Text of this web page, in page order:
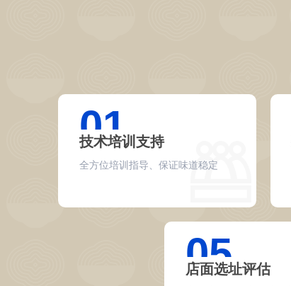
01
技术培训支持
全方位培训指导、保证味道稳定
05
店面选址评估